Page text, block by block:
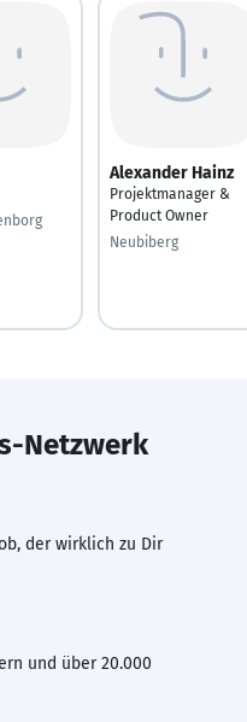
Alexander Hainz
Projektmanager &
Product Owner
Neubiberg
Netzwerk
der wirklich zu Dir
und über 20.000